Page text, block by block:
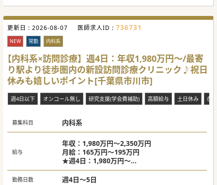
■電子カルテがすでに導入済みであり、日々のカルテ入力や
情報共有など業務の効率化が図られているためスムーズな診
療が可能です。
【働きやすさ】
■先生のライフスタイルに合わせて、週4日でのご勤務や時
短勤務のご相談も可能であり、柔軟な働き方をしっかりと支
援する体制があります。
■日々の残業は基本的に発生いたしません。さらに有給休暇
につきましても2ヶ月前のスケジュール調整により大変取得
しやすい職場環境です。
■金曜から日曜、および祝日の診療は非常勤医師が対応する
体制をとっており、常勤医師の皆様の負担を大幅に軽減する
工夫がされています。
診察やリハビリテーション指示など、保存的加療を中心とし
た丁寧な診療をお願いいたします。
る病棟管理業務を中心に、患者様に寄り添った温かい医療の
提供をお願いいたします。
■年間約200台ほどの救急車受け入れや輪番制の参加など、
二次救急指定病院としての初期対応や整形外科疾患の対応を
しっかりと担っていただきます。
更新日 : 2026-08-07 医師求人ID : 736731
NEW 常勤 内科系
【内科系×訪問診療】週4日：年収1,980万円～/最寄
り駅より徒歩圏内の新設訪問診療クリニック♪祝日
休みも嬉しいポイント[千葉県市川市]
週4日以下 オンコール無し 研究支援(学会費補助) 高額給与 土日休み 在
募集科目 内科系
給与
年収：1,980万円～2,350万円
月給：165万円～195万円
★週4日：1,980万円～
★週5日：2,350万円～
勤務日数 週4日～5日